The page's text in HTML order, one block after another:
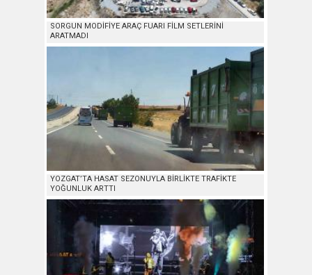
SORGUN MODİFİYE ARAÇ FUARI FİLM SETLERİNİ
ARATMADI
YOZGAT’TA HASAT SEZONUYLA BİRLİKTE TRAFİKTE
YOĞUNLUK ARTTI